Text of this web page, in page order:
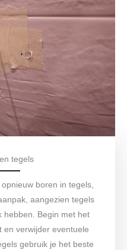
tegels
boren in tegels,
aangezien tegels
hebben. Begin met het
en verwijder eventuele
gebruik je het beste